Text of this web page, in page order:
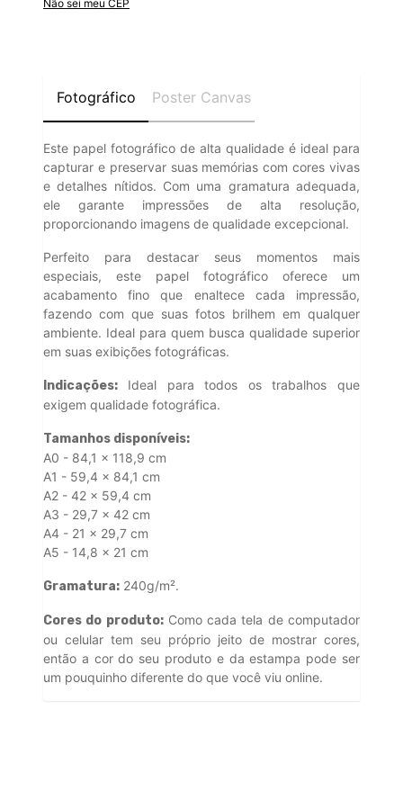
Não sei meu CEP
Fotográfico Poster Canvas
Este papel fotográfico de alta qualidade é ideal para
capturar e preservar suas memórias com cores vivas
e detalhes nítidos. Com uma gramatura adequada,
ele garante impressões de alta resolução,
proporcionando imagens de qualidade excepcional.
Perfeito para destacar seus momentos mais
especiais, este papel fotográfico oferece um
acabamento fino que enaltece cada impressão,
fazendo com que suas fotos brilhem em qualquer
ambiente. Ideal para quem busca qualidade superior
em suas exibições fotográficas.
Indicações: Ideal para todos os trabalhos que
exigem qualidade fotográfica.
Tamanhos disponíveis:
A0 - 84,1 x 118,9 cm
A1 - 59,4 x 84,1 cm
A2 - 42 x 59,4 cm
A3 - 29,7 x 42 cm
A4 - 21 x 29,7 cm
A5 - 14,8 x 21 cm
Gramatura: 240g/m².
Cores do produto:Como cada tela de computador
ou celular tem seu próprio jeito de mostrar cores,
então a cor do seu produto e da estampa pode ser
um pouquinho diferente do que você viu online.